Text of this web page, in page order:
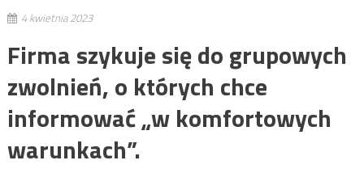
4 kwietnia 2023
Firma szykuje się do grupowych
zwolnień, o których chce
informować „w komfortowych
warunkach”.